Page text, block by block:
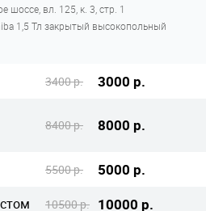
шоссе, вл. 125, к. 3, стр. 1
1,5 Тл закрытый высокопольный
3400 р. 3000 р.
8400 р. 8000 р.
5500 р. 5000 р.
10500 р. 10000 р.